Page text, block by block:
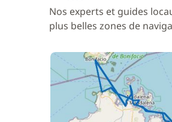
Nos experts et guides
plus belles zones de